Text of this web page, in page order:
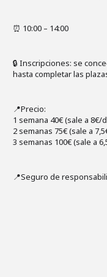
⏰ 10:00 – 14:00
🔒 Inscripciones: se
hasta completar las
📍Precio:
1 semana 40€ (sale a 8€/
2 semanas 75€ (sale a
3 semanas 100€ (sale a
📍Seguro de